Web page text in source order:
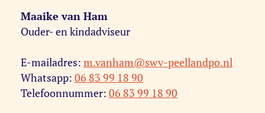
Maaike van Ham
Ouder- en kindadviseur
E-mailadres: m.vanham@swv-peellandpo.nl
Whatsapp: 06 83 99 18 90
Telefoonnummer: 06 83 99 18 90